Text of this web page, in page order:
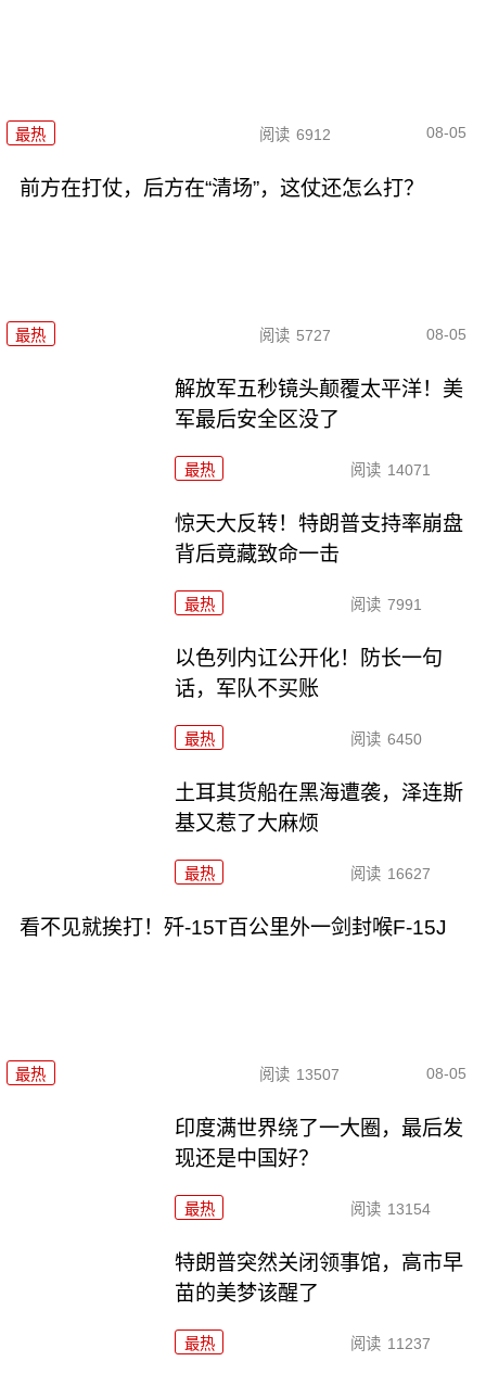
最热 阅读 6912 08-05
前方在打仗，后方在“清场”，这仗还怎么打？
最热 阅读 5727 08-05
解放军五秒镜头颠覆太平洋！美
军最后安全区没了
最热 阅读 14071
惊天大反转！特朗普支持率崩盘
背后竟藏致命一击
最热 阅读 7991
以色列内讧公开化！防长一句
话，军队不买账
最热 阅读 6450
土耳其货船在黑海遭袭，泽连斯
基又惹了大麻烦
最热 阅读 16627
看不见就挨打！歼-15T百公里外一剑封喉F-15J
最热 阅读 13507 08-05
印度满世界绕了一大圈，最后发
现还是中国好？
最热 阅读 13154
特朗普突然关闭领事馆，高市早
苗的美梦该醒了
最热 阅读 11237